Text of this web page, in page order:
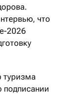
что
2026
туризма
подписании